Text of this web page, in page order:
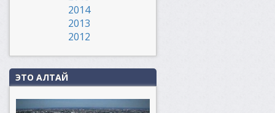
2014
2013
2012
ЭТО АЛТАЙ